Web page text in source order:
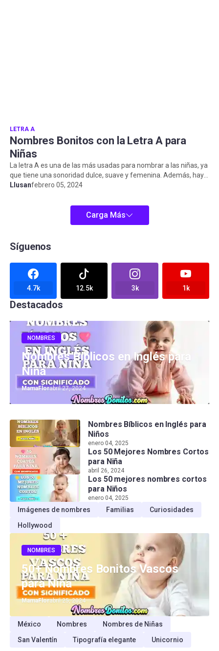
LETRA A
Nombres Bonitos con la Letra A para
Niñas
La letra A es una de las más usadas para nombrar a las niñas, ya
que tiene una sonoridad dulce, suave y femenina. Además, hay
muchos nomb...
Llusanfebrero 05, 2024
Carga Más
Síguenos
4.7k 12.5k 3k 1k
Destacados
NOMBRES
Nombres Bíblicos en Inglés para
Niña
MamaFlorabril 27, 2024
Nombres Bíblicos en Inglés para
Niños
enero 04, 2025
Los 50 Mejores Nombres Cortos
para Niña
abril 26, 2024
Los 50 mejores nombres cortos
para Niños
enero 04, 2025
Imágenes de nombres Familias
Curiosidades
Hollywood
NOMBRES
50+ Nombres Bonitos Vascos
para Niña
MamaFlorabril 25, 2024
México Nombres
Nombres de Niñas
San Valentín
Tipografía elegante Unicornio